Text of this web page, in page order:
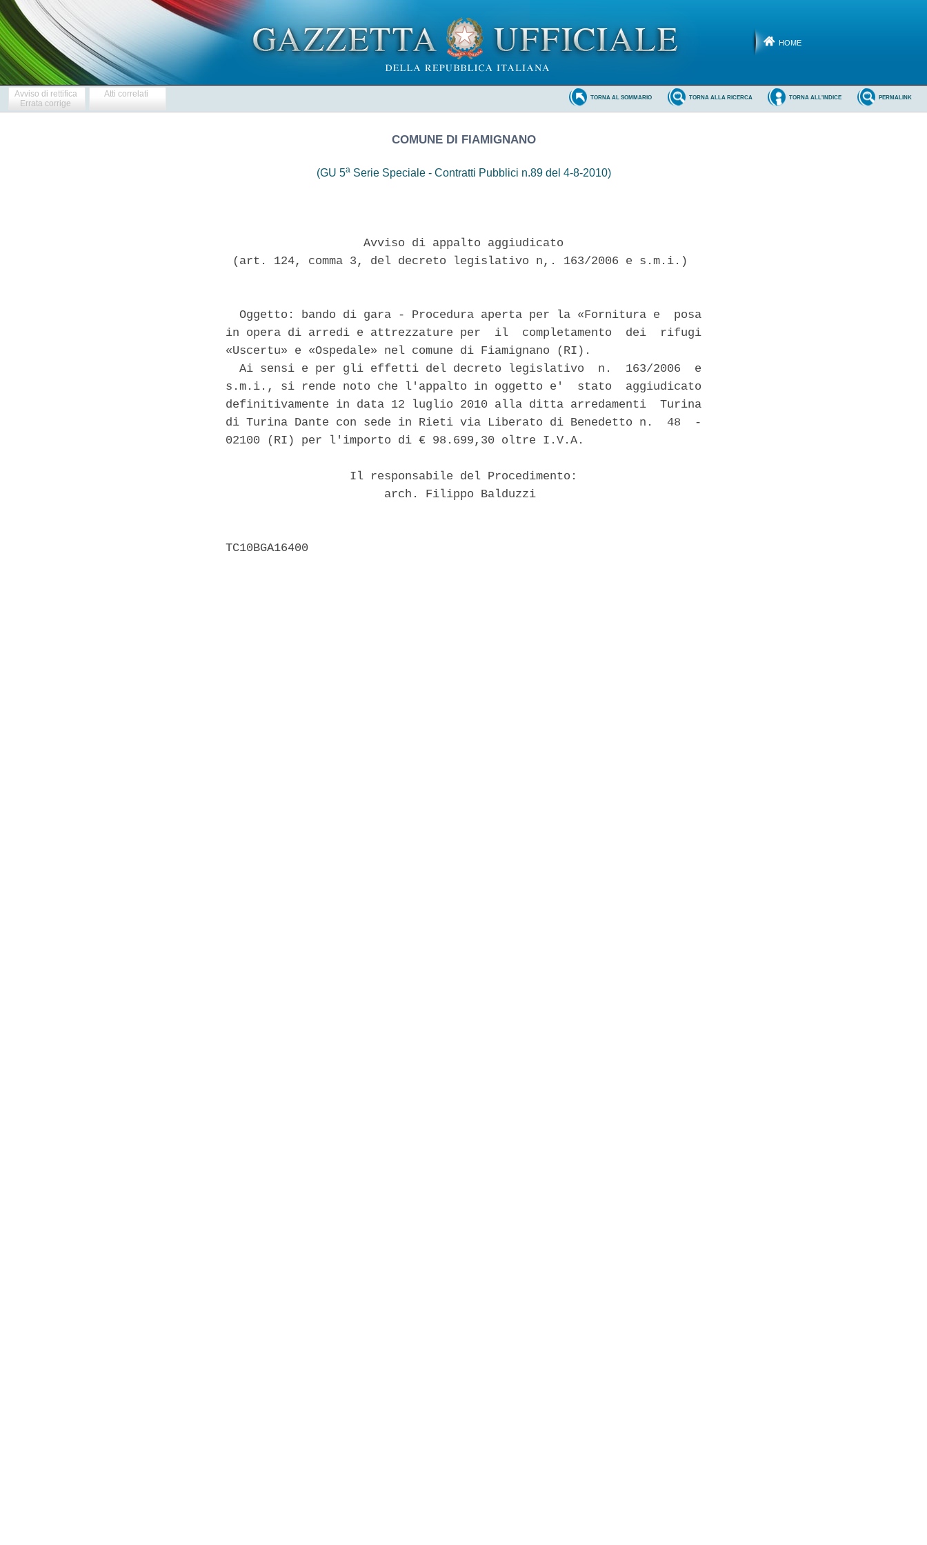
HOME
Avviso di rettifica
Errata corrige
Atti correlati PERMALINK
TORNA ALL'INDICE
TORNA ALLA RICERCA
TORNA AL SOMMARIO
COMUNE DI FIAMIGNANO
(GU 5aSerie Speciale - Contratti Pubblici n.89 del 4-8-2010)
                    Avviso di appalto aggiudicato
(art. 124, comma 3, del decreto legislativo n,. 163/2006 e s.m.i.)
  Oggetto: bando di gara - Procedura aperta per la «Fornitura e  posa
in opera di arredi e attrezzature per  il  completamento  dei  rifugi
«Uscertu» e «Ospedale» nel comune di Fiamignano (RI).
  Ai sensi e per gli effetti del decreto legislativo  n.  163/2006  e
s.m.i., si rende noto che l'appalto in oggetto e'  stato  aggiudicato
definitivamente in data 12 luglio 2010 alla ditta arredamenti  Turina
di Turina Dante con sede in Rieti via Liberato di Benedetto n.  48  -
02100 (RI) per l'importo di € 98.699,30 oltre I.V.A.
                  Il responsabile del Procedimento:
                       arch. Filippo Balduzzi